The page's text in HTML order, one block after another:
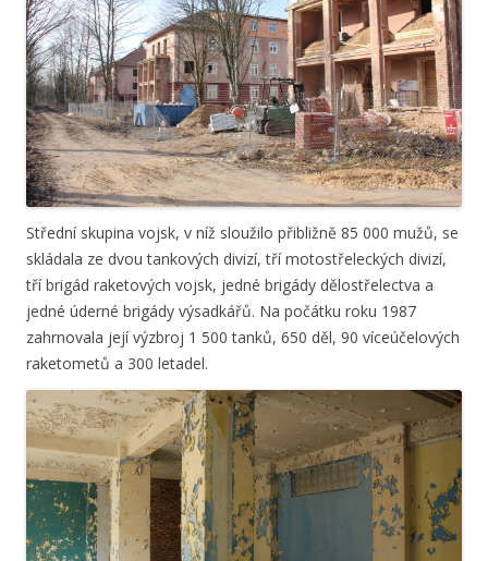
Střední skupina vojsk, v níž sloužilo přibližně 85 000 mužů, se
skládala ze dvou tankových divizí, tří motostřeleckých divizí,
tří brigád raketových vojsk, jedné brigády dělostřelectva a
jedné úderné brigády výsadkářů. Na počátku roku 1987
zahrnovala její výzbroj 1 500 tanků, 650 děl, 90 víceúčelových
raketometů a 300 letadel.